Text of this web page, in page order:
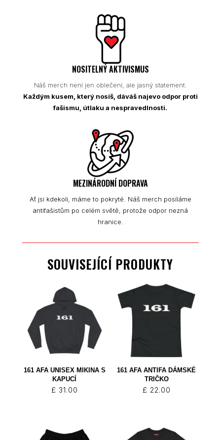
NOSITELNÝ AKTIVISMUS
Náš merch není jen oblečení, ale jasný statement.
Každým kusem, který nosíš, dáváš najevo odpor proti
fašismu, útlaku a nespravedlnosti.
MEZINÁRODNÍ DOPRAVA
Ať jsi kdekoli, máme to pokryté. Náš merch posíláme
antifašistům po celém světě, protože odpor nezná
hranice.
SOUVISEJÍCÍ PRODUKTY
161 AFA UNISEX MIKINA S
KAPUCÍ
£ 31.00
161 AFA ANTIFA DÁMSKÉ
TRIČKO
£ 22.00